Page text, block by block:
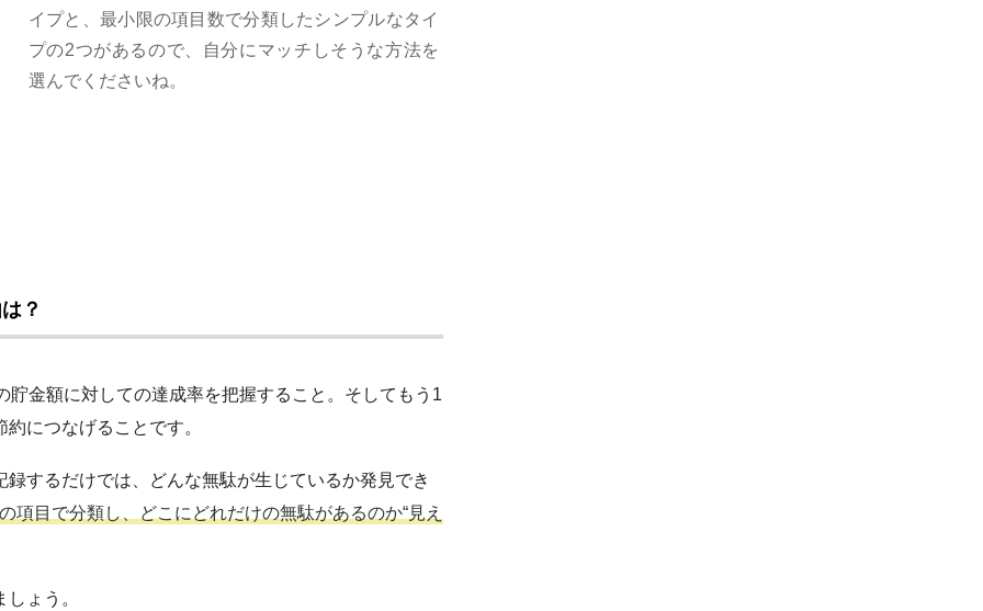
イプと、最小限の項目数で分類したシンプルなタイ
プの2つがあるので、自分にマッチしそうな方法を
選んでくださいね。
？
金額に対しての達成率を把握すること。そしてもう1
につなげることです。
するだけでは、どんな無駄が生じているか発見でき
項目で分類し、どこにどれだけの無駄があるのか“見え
ょう。